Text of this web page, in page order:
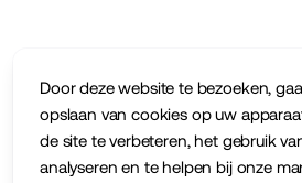
Door deze website te bezoeken,
opslaan van cookies op uw
de site te verbeteren, het gebruik
analyseren en te helpen bij onze